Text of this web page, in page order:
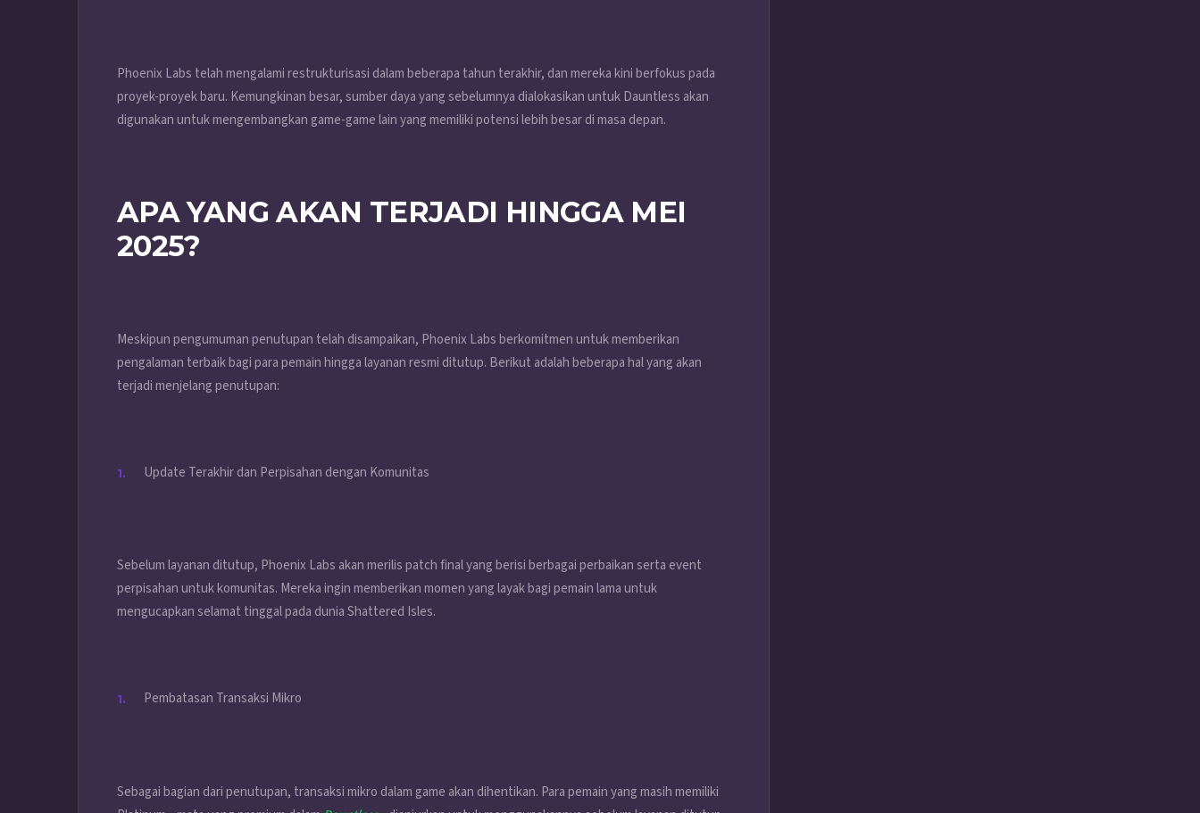
Phoenix Labs telah mengalami restrukturisasi dalam beberapa tahun terakhir, dan mereka kini berfokus pada
proyek-proyek baru. Kemungkinan besar, sumber daya yang sebelumnya dialokasikan untuk Dauntless akan
digunakan untuk mengembangkan game-game lain yang memiliki potensi lebih besar di masa depan.
APA YANG AKAN TERJADI HINGGA MEI
2025?
Meskipun pengumuman penutupan telah disampaikan, Phoenix Labs berkomitmen untuk memberikan
pengalaman terbaik bagi para pemain hingga layanan resmi ditutup. Berikut adalah beberapa hal yang akan
terjadi menjelang penutupan:
Update Terakhir dan Perpisahan dengan Komunitas
Sebelum layanan ditutup, Phoenix Labs akan merilis patch final yang berisi berbagai perbaikan serta event
perpisahan untuk komunitas. Mereka ingin memberikan momen yang layak bagi pemain lama untuk
mengucapkan selamat tinggal pada dunia Shattered Isles.
Pembatasan Transaksi Mikro
Sebagai bagian dari penutupan, transaksi mikro dalam game akan dihentikan. Para pemain yang masih memiliki